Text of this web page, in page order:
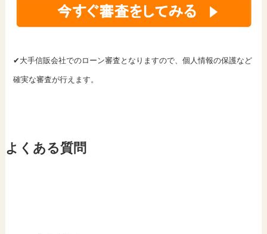
✔大手信販会社でのローン審査となりますので、個人情報の保護など
確実な審査が行えます。
よくある質問